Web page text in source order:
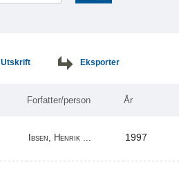
Utskrift Eksporter
Forfatter/person År
Ibsen, Henrik ... 1997